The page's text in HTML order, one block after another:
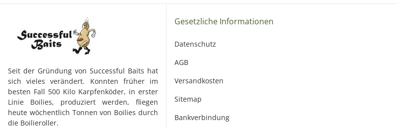
Seit der Gründung von Successful Baits hat
sich vieles verändert. Konnten früher im
besten Fall 500 Kilo Karpfenköder, in erster
Linie Boilies, produziert werden, fliegen
heute wöchentlich Tonnen von Boilies durch
die Boilieroller.
Gesetzliche Informationen
Datenschutz
AGB
Versandkosten
Sitemap
Bankverbindung